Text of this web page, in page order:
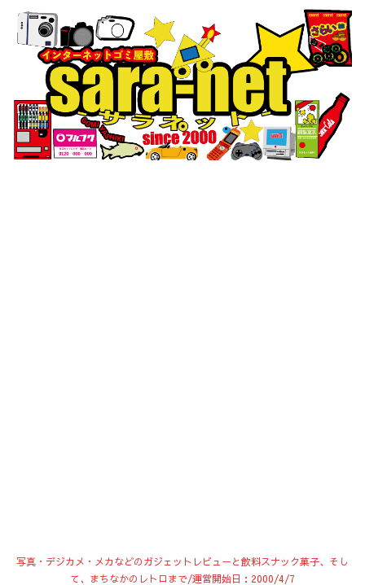
写真・デジカメ・メカなどのガジェットレビューと飲料スナック菓子、そし
て、まちなかのレトロまで/運営開始日：2000/4/7